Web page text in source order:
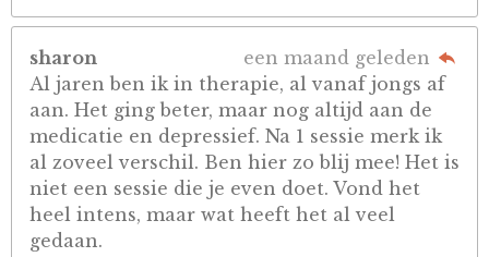
sharon
een maand geleden
Al jaren ben ik in therapie, al vanaf jongs af
aan. Het ging beter, maar nog altijd aan de
medicatie en depressief. Na 1 sessie merk ik
al zoveel verschil. Ben hier zo blij mee! Het is
niet een sessie die je even doet. Vond het
heel intens, maar wat heeft het al veel
gedaan.